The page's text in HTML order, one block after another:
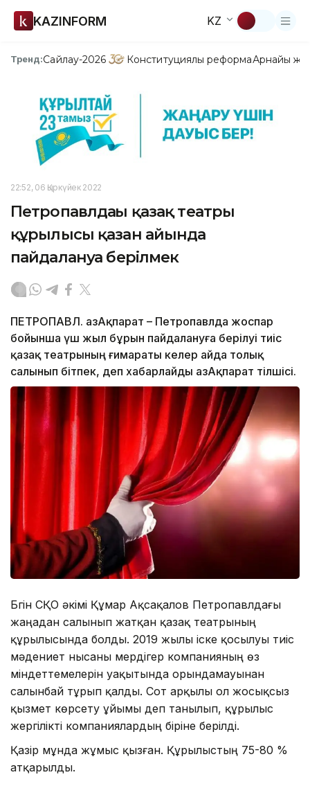
KAZINFORM KZ
Тренд:Сайлау-2026 Конституциялық реформаАрнайы
22:52, 06 Қыркүйек 2022
Петропавлдағы қазақ театры
құрылысы қазан айында
пайдалануға берілмек
ПЕТРОПАВЛ. ҚазАқпарат – Петропавлда жоспар
бойынша үш жыл бұрын пайдалануға берілуі тиіс
қазақ театрының ғимараты келер айда толық
салынып бітпек, деп хабарлайды ҚазАқпарат тілшісі.
Бүгін СҚО әкімі Құмар Ақсақалов Петропавлдағы
жаңадан салынып жатқан қазақ театрының
құрылысында болды. 2019 жылы іске қосылуы тиіс
мәдениет нысаны мердігер компанияның өз
міндеттемелерін уақытында орындамауынан
салынбай тұрып қалды. Сот арқылы ол жосықсыз
қызмет көрсету ұйымы деп танылып, құрылыс
жергілікті компаниялардың біріне берілді.
Қазір мұнда жұмыс қызған. Құрылыстың 75-80 %
атқарылды.